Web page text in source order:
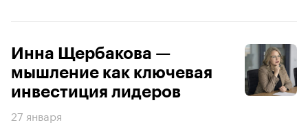
Инна Щербакова —
мышление как ключевая
инвестиция лидеров
27 января